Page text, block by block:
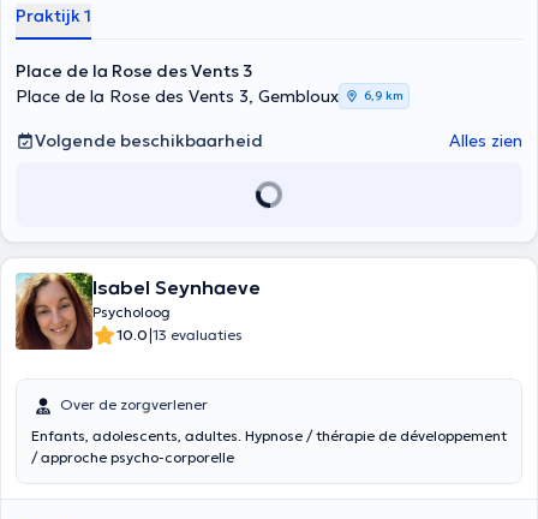
Praktijk 1
Place de la Rose des Vents 3
Place de la Rose des Vents 3, Gembloux
6,9 km
Volgende beschikbaarheid Alles zien
Isabel Seynhaeve
Psycholoog
10.0|13 evaluaties
Over de zorgverlener
Enfants, adolescents, adultes. Hypnose / thérapie de développement
/ approche psycho-corporelle